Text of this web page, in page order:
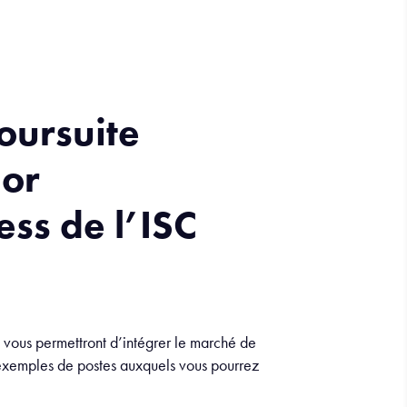
de l’ISC
permettront d’intégrer le marché de
de postes auxquels vous pourrez